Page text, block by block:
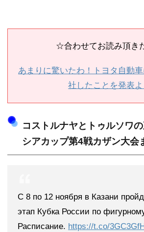
☆合わせてお読み頂き
あまりに驚いたわ！トヨタ自動
社したことを発表よ
コストルナヤとトゥルソワ
シアカップ第4戦カザン大会
С 8 по 12 ноября в Казани
этап Кубка России по
Расписание. https://t.co/